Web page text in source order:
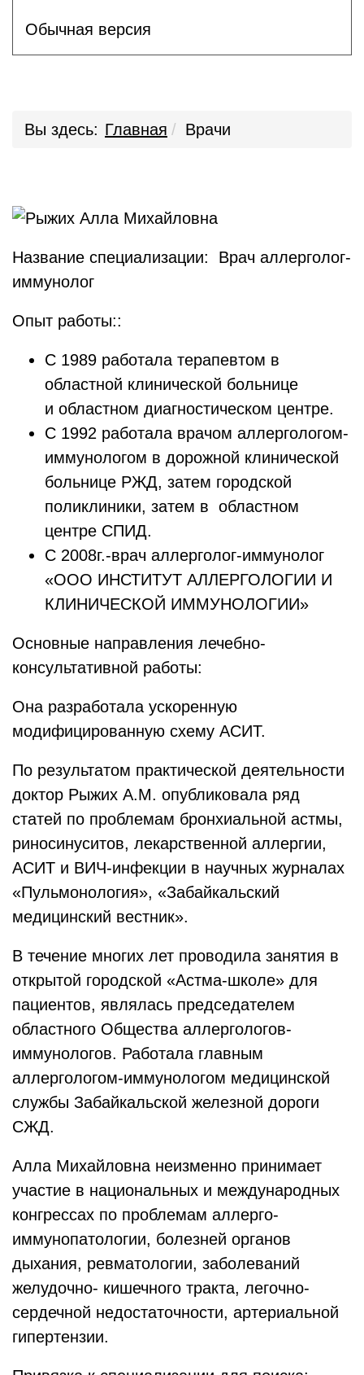
Обычная версия
Вы здесь: Главная Врачи
Название специализации: Врач аллерголог-
иммунолог
Опыт работы::
С 1989 работала терапевтом в
областной клинической больнице
и областном диагностическом центре.
С 1992 работала врачом аллергологом-
иммунологом в дорожной клинической
больнице РЖД, затем городской
поликлиники, затем в областном
центре СПИД.
С 2008г.-врач аллерголог-иммунолог
«ООО ИНСТИТУТ АЛЛЕРГОЛОГИИ И
КЛИНИЧЕСКОЙ ИММУНОЛОГИИ»
Основные направления лечебно-
консультативной работы:
Она разработала ускоренную
модифицированную схему АСИТ.
По результатом практической деятельности
доктор Рыжих А.М. опубликовала ряд
статей по проблемам бронхиальной астмы,
риносинуситов, лекарственной аллергии,
АСИТ и ВИЧ-инфекции в научных журналах
«Пульмонология», «Забайкальский
медицинский вестник».
В течение многих лет проводила занятия в
открытой городской «Астма-школе» для
пациентов, являлась председателем
областного Общества аллергологов-
иммунологов. Работала главным
аллергологом-иммунологом медицинской
службы Забайкальской железной дороги
СЖД.
Алла Михайловна неизменно принимает
участие в национальных и международных
конгрессах по проблемам аллерго-
иммунопатологии, болезней органов
дыхания, ревматологии, заболеваний
желудочно- кишечного тракта, легочно-
сердечной недостаточности, артериальной
гипертензии.